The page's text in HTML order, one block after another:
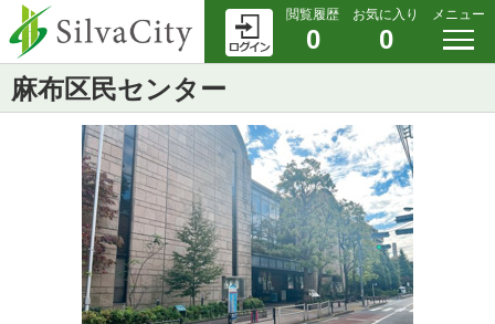
閲覧履歴
0
お気に入り
0
メニュー
麻布区民センター